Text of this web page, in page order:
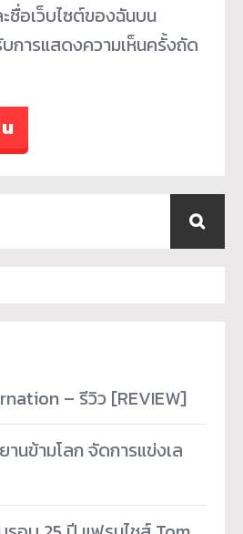
ชื่อเว็บไซต์ของฉันบน
บการแสดงความเห็นครั้งถัด
– รีวิว [REVIEW]
านข้ามโลก จัดการแข่งเล